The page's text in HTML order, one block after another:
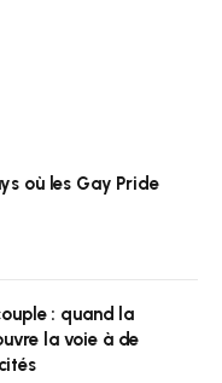
où les Gay Pride
: quand la
la voie à de